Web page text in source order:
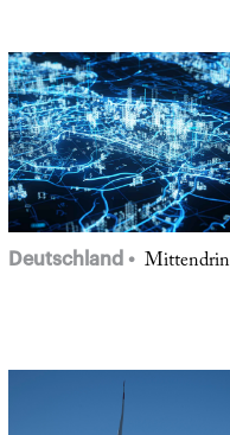
Deutschland Mittendrin